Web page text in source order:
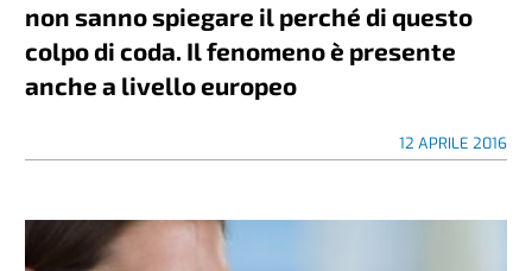
non sanno spiegare il perché di questo
colpo di coda. Il fenomeno è presente
anche a livello europeo
12 APRILE 2016